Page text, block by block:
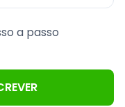
a passo